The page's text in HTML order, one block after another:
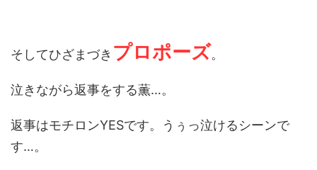
そしてひざまづき プロポーズ。
泣きながら返事をする薫…。
返事はモチロンYESです。うぅっ泣けるシーンで
す…。